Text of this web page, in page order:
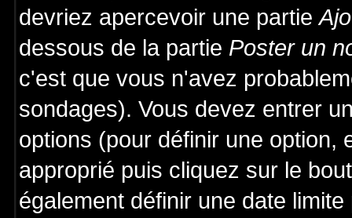
devriez apercevoir une partie
dessous de la partie Poster un
c'est que vous n'avez
sondages). Vous devez entrer
options (pour définir une option,
approprié puis cliquez sur le
également définir une date